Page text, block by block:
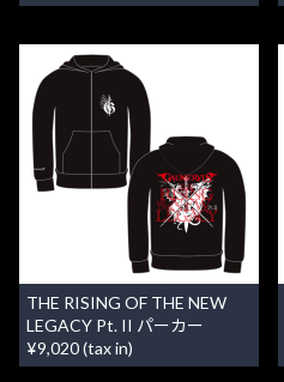
THE RISING OF THE NEW
LEGACY Pt. II パーカー
¥9,020 (tax in)